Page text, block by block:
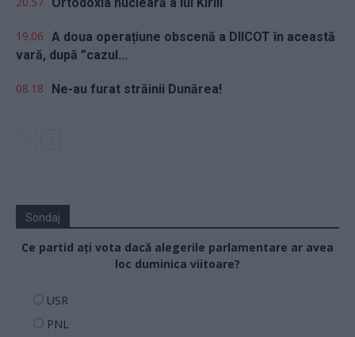
19.06 A doua operațiune obscenă a DIICOT în această
vară, după ”cazul...
08.18 Ne-au furat străinii Dunărea!
Sondaj
Ce partid ați vota dacă alegerile parlamentare ar avea
loc duminica viitoare?
USR
PNL